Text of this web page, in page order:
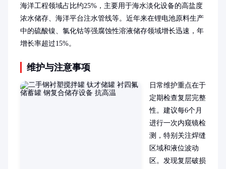
海洋工程领域占比约25%，主要用于海水淡化设备的高盐度
浓水储存、海洋平台注水管线等。近年来在锂电池原料生产
中的硫酸镍、氯化钴等强腐蚀性溶液储存领域增长迅速，年
增长率超过15%。
维护与注意事项
日常维护重点在于
定期检查复层完整
性。建议每6个月
进行一次内窥镜检
测，特别关注焊缝
区域和液位波动
区。发现复层破损